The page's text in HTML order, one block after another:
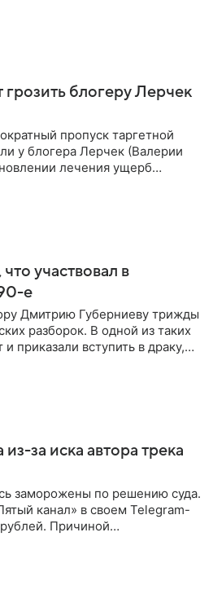
блогеру Лерчек
пропуск таргетной
у блогера Лерчек (Валерии
лечения ущерб
участвовал в
е
Дмитрию Губерниеву трижды
разборок. В одной из таких
приказали вступить в драку,
за иска автора трека
заморожены по решению суда.
канал» в своем Telegram-
Причиной